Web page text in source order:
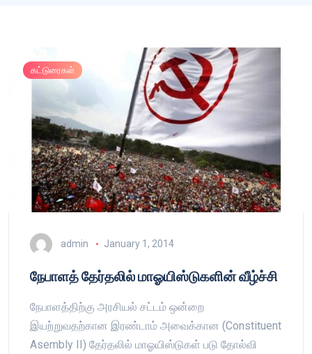
கட்டுரைகள்
admin January 1, 2014
நேபாளத் தேர்தலில் மாஓயிஸ்டுகளின் வீழ்ச்சி
நேபாளத்திற்கு அரசியல் சட்டம் ஒன்றை
இயற்றுவதற்கான இரண்டாம் அவைக்கான (Constituent
Asembly II) தேர்தலில் மாஓயிஸ்டுகள் படு தோல்வி